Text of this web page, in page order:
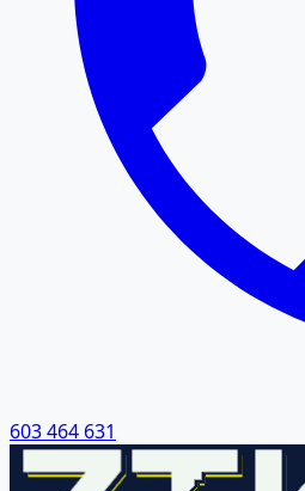
603 464 631